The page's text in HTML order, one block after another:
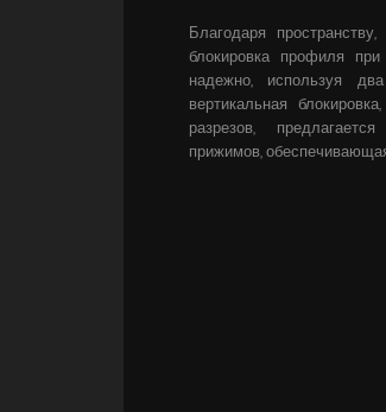
Благодаря
блокировка профиля
надежно, используя
вертикальная
разрезов,
прижимов,